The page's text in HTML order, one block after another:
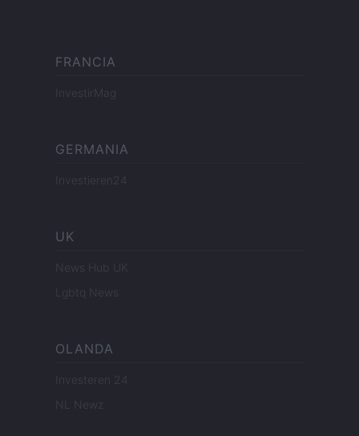
FRANCIA
InvestirMag
GERMANIA
Investieren24
UK
News Hub UK
Lgbtq News
OLANDA
Investeren 24
NL Newz